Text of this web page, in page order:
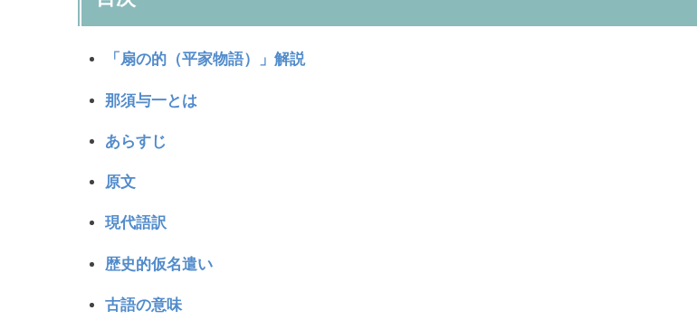
「扇の的（平家物語）」解説
那須与一とは
あらすじ
原文
現代語訳
歴史的仮名遣い
古語の意味